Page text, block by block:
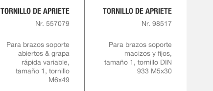
TORNILLO DE APRIETE
Nr. 557079
Para brazos soporte
abiertos & grapa
rápida variable,
tamaño 1, tornillo
M6x49
TORNILLO DE APRIETE
Nr. 98517
Para brazos soporte
macizos y fijos,
tamaño 1, tornillo DIN
933 M5x30